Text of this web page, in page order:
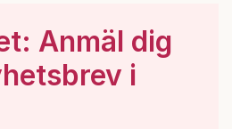
Anmäl dig
i